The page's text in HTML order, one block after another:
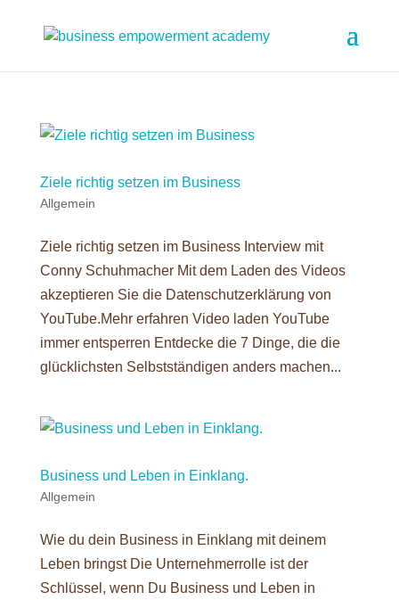
Ziele richtig setzen im Business
Allgemein
Ziele richtig setzen im Business Interview mit
Conny Schuhmacher Mit dem Laden des Videos
akzeptieren Sie die Datenschutzerklärung von
YouTube.Mehr erfahren Video laden YouTube
immer entsperren Entdecke die 7 Dinge, die die
glücklichsten Selbstständigen anders machen...
Business und Leben in Einklang.
Allgemein
Wie du dein Business in Einklang mit deinem
Leben bringst Die Unternehmerrolle ist der
Schlüssel, wenn Du Business und Leben in